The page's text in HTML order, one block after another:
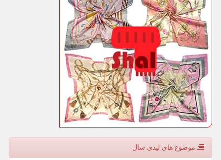
موضوع های لیدی شال